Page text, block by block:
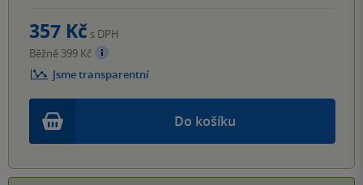
Do košíku
357 Kč s DPH
Běžně 399 Kč
Jsme transparentní